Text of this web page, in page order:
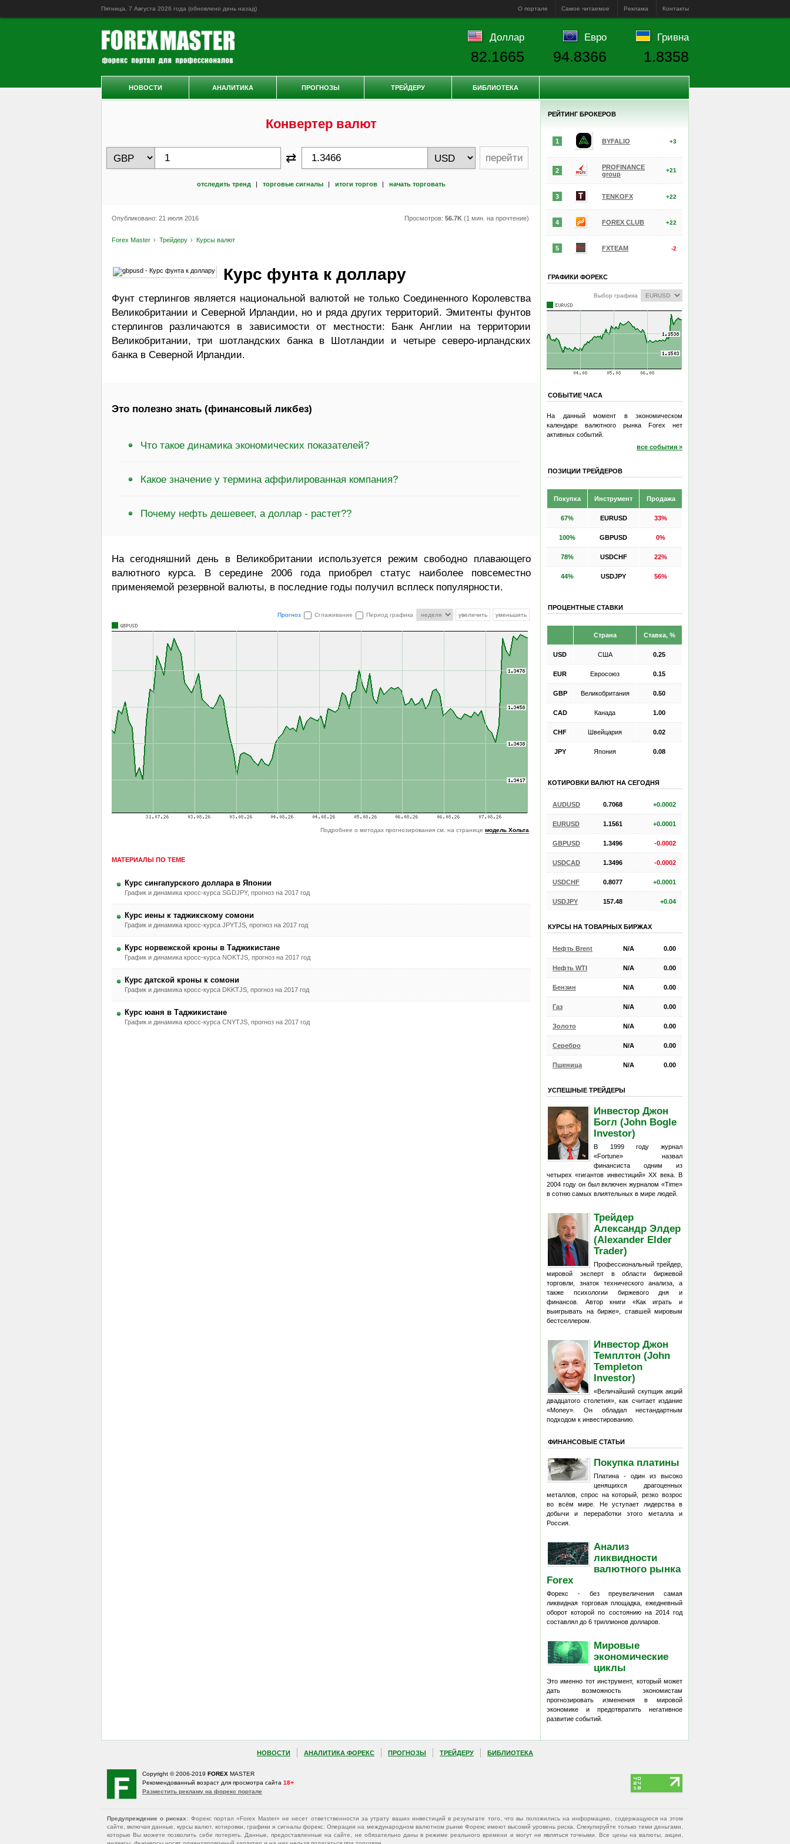
Пятница, 7 Августа 2026 года (обновлено день назад) О портале Самое читаемое Реклама Контакты
Конвертер валют
⇄ перейти
отследить тренд | торговые сигналы | итоги торгов | начать торговать
Опубликовано: 21 июля 2016 Просмотров: 56.7K(1 мин. на прочтение)
Forex Master Трейдеру Курсы валют
Курс фунта к доллару
Фунт стерлингов является национальной валютой не только Соединенного Королевства
Великобритании и Северной Ирландии, но и ряда других территорий. Эмитенты фунтов
стерлингов различаются в зависимости от местности: Банк Англии на территории
Великобритании, три шотландских банка в Шотландии и четыре северо-ирландских
банка в Северной Ирландии.
Это полезно знать (финансовый ликбез)
Что такое динамика экономических показателей?
Какое значение у термина аффилированная компания?
Почему нефть дешевеет, а доллар - растет??
На сегодняшний день в Великобритании используется режим свободно плавающего
валютного курса. В середине 2006 года приобрел статус наиболее повсеместно
применяемой резервной валюты, в последние годы получил всплеск популярности.
Прогноз Сглаживание Период графика увеличить уменьшить
Подробнее о методах прогнозирования см. на странице модель Хольта
МАТЕРИАЛЫ ПО ТЕМЕ
Курс сингапурского доллара в Японии
График и динамика кросс-курса SGDJPY, прогноз на 2017 год
Курс иены к таджикскому сомони
График и динамика кросс-курса JPYTJS, прогноз на 2017 год
Курс норвежской кроны в Таджикистане
График и динамика кросс-курса NOKTJS, прогноз на 2017 год
Курс датской кроны к сомони
График и динамика кросс-курса DKKTJS, прогноз на 2017 год
Курс юаня в Таджикистане
График и динамика кросс-курса CNYTJS, прогноз на 2017 год
РЕЙТИНГ БРОКЕРОВ
1 BYFALIO +3
2
PROFINANCE
group
+21
3 TENKOFX +22
4 FOREX CLUB +22
5 FXTEAM -2
ГРАФИКИ ФОРЕКС
Выбор графика
СОБЫТИЕ ЧАСА
На данный момент в экономическом
календаре валютного рынка Forex нет
активных событий.
все события »
ПОЗИЦИИ ТРЕЙДЕРОВ
Покупка Инструмент Продажа
67% EURUSD 33%
100% GBPUSD 0%
78% USDCHF 22%
44% USDJPY 56%
ПРОЦЕНТНЫЕ СТАВКИ
Страна Ставка, %
USD США 0.25
EUR Евросоюз 0.15
GBP Великобритания 0.50
CAD Канада 1.00
CHF Швейцария 0.02
JPY Япония 0.08
КОТИРОВКИ ВАЛЮТ НА СЕГОДНЯ
AUDUSD 0.7068 +0.0002
EURUSD 1.1561 +0.0001
GBPUSD 1.3496 -0.0002
USDCAD 1.3496 -0.0002
USDCHF 0.8077 +0.0001
USDJPY 157.48 +0.04
КУРСЫ НА ТОВАРНЫХ БИРЖАХ
Нефть Brent N/A 0.00
Нефть WTI N/A 0.00
Бензин N/A 0.00
Газ N/A 0.00
Золото N/A 0.00
Серебро N/A 0.00
Пшеница N/A 0.00
УСПЕШНЫЕ ТРЕЙДЕРЫ
Инвестор Джон
Богл (John Bogle
Investor)
В 1999 году журнал
«Fortune» назвал
финансиста одним из
четырех «гигантов инвестиций» XX века. В
2004 году он был включен журналом «Time»
в сотню самых влиятельных в мире людей.
Трейдер
Александр Элдер
(Alexander Elder
Trader)
Профессиональный трейдер,
мировой эксперт в области биржевой
торговли, знаток технического анализа, а
также психологии биржевого дня и
финансов. Автор книги «Как играть и
выигрывать на бирже», ставшей мировым
бестселлером.
Инвестор Джон
Темплтон (John
Templeton
Investor)
«Величайший скупщик акций
двадцатого столетия», как считает издание
«Money». Он обладал нестандартным
подходом к инвестированию.
ФИНАНСОВЫЕ СТАТЬИ
Покупка платины
Платина - один из высоко
ценящихся драгоценных
металлов, спрос на который, резко возрос
во всём мире. Не уступает лидерства в
добычи и переработки этого металла и
Россия.
Анализ
ликвидности
валютного рынка
Forex
Форекс - без преувеличения самая
ликвидная торговая площадка, ежедневный
оборот которой по состоянию на 2014 год
составлял до 6 триллионов долларов.
Мировые
экономические
циклы
Это именно тот инструмент, который может
дать возможность экономистам
прогнозировать изменения в мировой
экономике и предотвратить негативное
развитие событий.
Доллар
82.1665
Евро
94.8366
Гривна
1.8358
НОВОСТИ АНАЛИТИКА ПРОГНОЗЫ ТРЕЙДЕРУ БИБЛИОТЕКА
НОВОСТИ АНАЛИТИКА ФОРЕКС ПРОГНОЗЫ ТРЕЙДЕРУ БИБЛИОТЕКА
Copyright © 2006-2019 FOREX MASTER
Рекомендованный возраст для просмотра сайта 18+
Разместить рекламу на форекс портале
Предупреждение о рисках : Форекс портал «Forex Master» не несет ответственности за утрату ваших инвестиций в результате того, что вы положились на информацию, содержащуюся на этом
сайте, включая данные, курсы валют, котировки, графики и сигналы форекс. Операции на международном валютном рынке Форекс имеют высокий уровень риска. Спекулируйте только теми деньгами,
которые Вы можете позволить себе потерять. Данные, предоставленные на сайте, не обязательно даны в режиме реального времени и могут не являться точными. Все цены на валюты, акции,